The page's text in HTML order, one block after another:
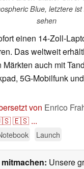
Blue, letztere ist
sehen
einen 14-Zoll-
Das weltweit
auch mit
5G-Mobilfunk
von Enrico
🇪🇸 ...
Launch
Unsere